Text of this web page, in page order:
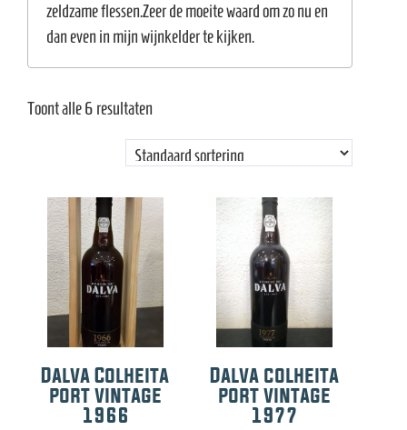
zeldzame flessen.Zeer de moeite waard om zo nu en
dan even in mijn wijnkelder te kijken.
Toont alle 6 resultaten
Dalva Colheita
port vintage
1966
Dalva colheita
port vintage
1977